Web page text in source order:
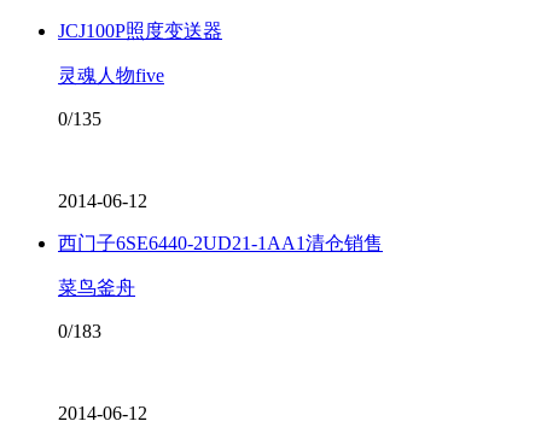
JCJ100P照度变送器
灵魂人物five
0/135
2014-06-12
西门子6SE6440-2UD21-1AA1清仓销售
菜鸟釜舟
0/183
2014-06-12